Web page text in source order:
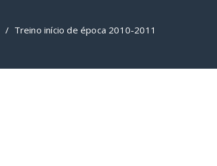
/ Treino início de época 2010-2011